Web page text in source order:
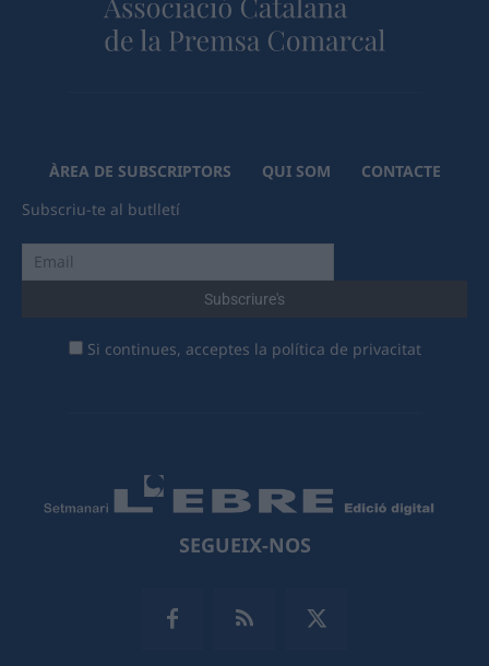
ÀREA DE SUBSCRIPTORS QUI SOM
CONTACTE
Subscriu-te al butlletí
Si continues, acceptes la política de privacitat
SEGUEIX-NOS